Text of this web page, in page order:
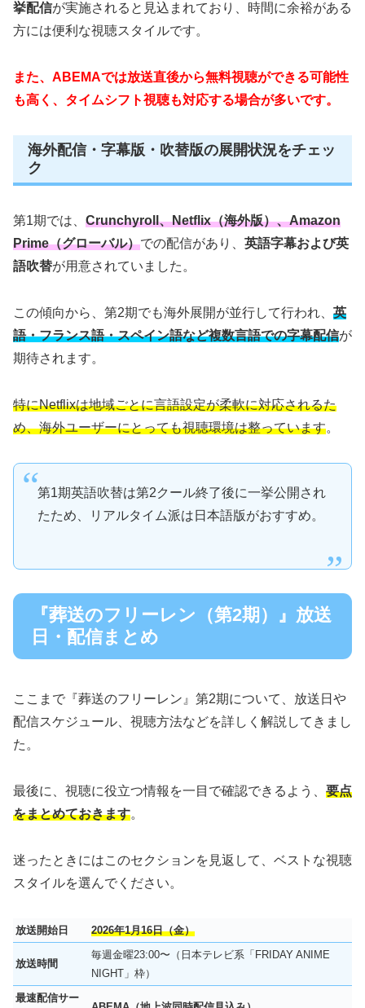
挙配信が実施されると見込まれており、時間に余裕がある
方には便利な視聴スタイルです。
また、ABEMAでは放送直後から無料視聴ができる可能性
も高く、タイムシフト視聴も対応する場合が多いです。
海外配信・字幕版・吹替版の展開状況をチェッ
ク
第1期では、 Crunchyroll、Netflix（海外版）、Amazon
Prime（グローバル）での配信があり、 英語字幕および英
語吹替が用意されていました。
この傾向から、第2期でも海外展開が並行して行われ、 英
語・フランス語・スペイン語など複数言語での字幕配信が
期待されます。
特にNetflixは地域ごとに言語設定が柔軟に対応されるた
め、海外ユーザーにとっても視聴環境は整っています。
第1期英語吹替は第2クール終了後に一挙公開され
たため、リアルタイム派は日本語版がおすすめ。
『葬送のフリーレン（第2期）』放送
日・配信まとめ
ここまで『葬送のフリーレン』第2期について、放送日や
配信スケジュール、視聴方法などを詳しく解説してきまし
た。
最後に、視聴に役立つ情報を一目で確認できるよう、 要点
をまとめておきます。
迷ったときにはこのセクションを見返して、ベストな視聴
スタイルを選んでください。
放送開始日 2026年1月16日（金）
放送時間
毎週金曜23:00〜（日本テレビ系「FRIDAY ANIME
NIGHT」枠）
最速配信サー